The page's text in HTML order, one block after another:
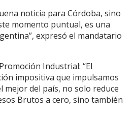
noticia para Córdoba, sino
momento puntual, es una
expresó el mandatario
Industrial: “El
impositiva que impulsamos
mejor del país, no solo reduce
Brutos a cero, sino también